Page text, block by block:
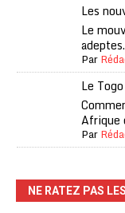
Les
Le
Par
Le
Afrique
Par
NE RATEZ PAS